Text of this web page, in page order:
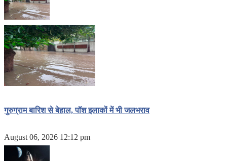
गुरुग्राम बारिश से बेहाल, पॉश इलाकों में भी जलभराव
August 06, 2026 12:12 pm